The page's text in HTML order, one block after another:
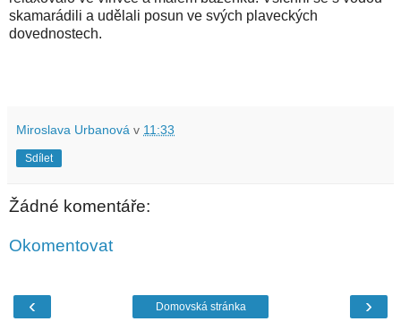
skamarádili a udělali posun ve svých plaveckých
dovednostech.
Miroslava Urbanová v 11:33
Sdílet
Žádné komentáře:
Okomentovat
‹ ›
Domovská stránka